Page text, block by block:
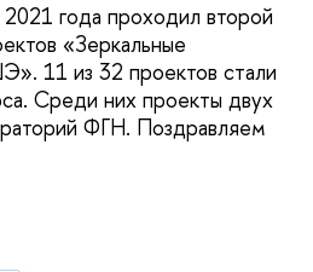
года проходил второй
«Зеркальные
11 из 32 проектов стали
Среди них проекты двух
ФГН. Поздравляем